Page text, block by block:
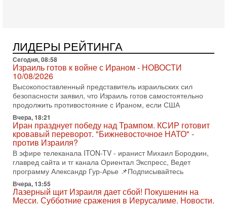
Израиль готов ударить по Ирану!
В эфире телеканала ITON-TV Григорий Тамар, офицер
ЦАХАЛа в отставке, писатель, журналист, военный историк.
Ведет программу Александр Гур-Арье.
3-08-2026, 15:23
Иран задыхается. КСИР готовит удар! Россия теряет
последних союзников. Путин - псих!
В эфире ITON-TV доктор Эльдар Намазов , историк,
политолог, в прошлом – помощник Президента
Азербайджана Гейдара Алиева . Ведет программу
Александр
3-08-2026, 11:09
Выборы в Израиле в опасности?! ШАБАК формирует
спецотдел
В этом выпуске мы разбираем одну из самых тревожных
тем израильской политики. Известно, что израильская
Служба общей безопасности (ШАБАК) создала
ЛИДЕРЫ РЕЙТИНГА
Сегодня, 08:58
Израиль готов к войне с Ираном - НОВОСТИ
10/08/2026
Высокопоставленный представитель израильских сил
безопасности заявил, что Израиль готов самостоятельно
продолжить противостояние с Ираном, если США
Вчера, 18:21
Иран празднует победу над Трампом. КСИР готовит
кровавый переворот. "Бижневосточное НАТО" -
против Израиля?
В эфире телеканала ITON-TV - иранист Михаил Бородкин,
главред сайта и тг канала Ориентал Экспресс, Ведет
программу Александр Гур-Арье 📌Подписывайтесь
Вчера, 13:55
Лазерный щит Израиля дает сбой! Покушенин на
Месси. Субботние сражения в Иерусалиме. Новости.